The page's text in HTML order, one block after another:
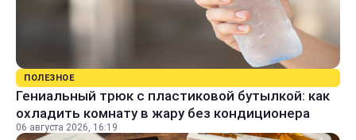
ПОЛЕЗНОЕ
Гениальный трюк с пластиковой бутылкой: как
охладить комнату в жару без кондиционера
06 августа 2026, 16:19